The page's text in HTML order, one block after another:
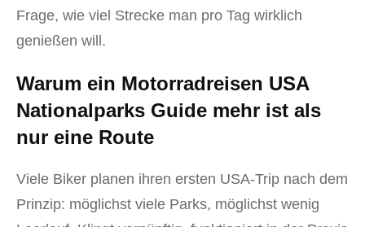
Frage, wie viel Strecke man pro Tag wirklich
genießen will.
Warum ein Motorradreisen USA
Nationalparks Guide mehr ist als
nur eine Route
Viele Biker planen ihren ersten USA-Trip nach dem
Prinzip: möglichst viele Parks, möglichst wenig